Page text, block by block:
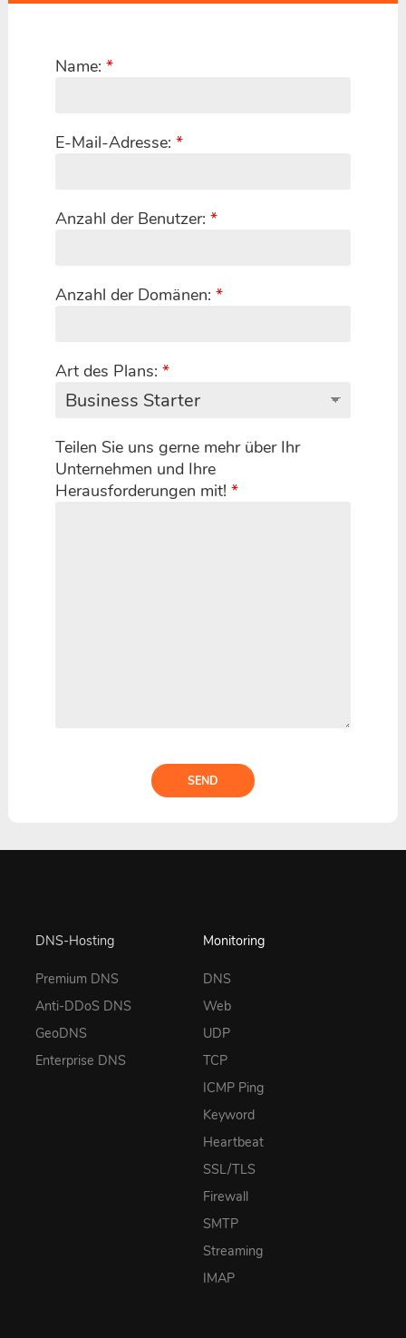
Name: *
E-Mail-Adresse: *
Anzahl der Benutzer: *
Anzahl der Domänen: *
Art des Plans: *
Teilen Sie uns gerne mehr über Ihr
Unternehmen und Ihre
Herausforderungen mit! *
SEND
DNS-Hosting
Premium DNS
Anti-DDoS DNS
GeoDNS
Enterprise DNS
Monitoring
DNS
Web
UDP
TCP
ICMP Ping
Keyword
Heartbeat
SSL/TLS
Firewall
SMTP
Streaming
IMAP